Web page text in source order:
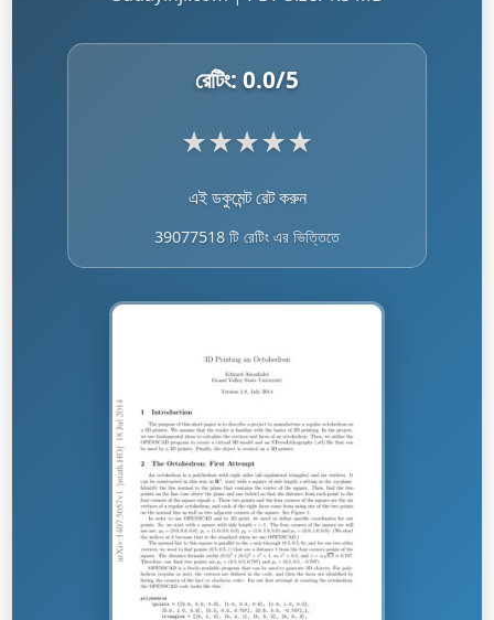
রেটিং: 0.0/5
★★★★★
এই ডকুমেন্ট রেট করুন
39077518 টি রেটিং এর ভিত্তিতে